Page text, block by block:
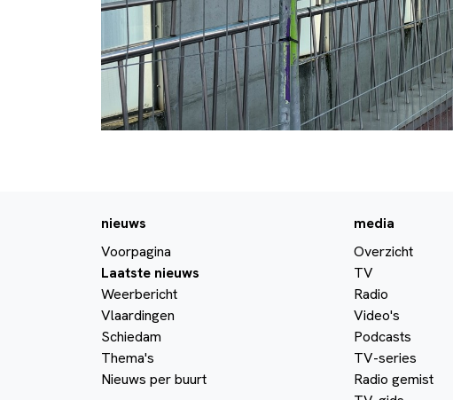
nieuws
Voorpagina
Laatste nieuws
Weerbericht
Vlaardingen
Schiedam
Thema's
Nieuws per buurt
media
Overzicht
TV
Radio
Video's
Podcasts
TV-series
Radio gemist